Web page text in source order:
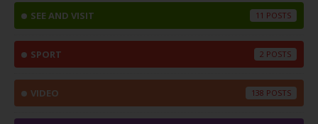
SEE AND VISIT 11
SPORT 2
VIDEO 138